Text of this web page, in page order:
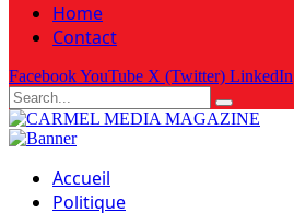
Home
Contact
FacebookYouTube X (Twitter) LinkedIn
Accueil
Politique